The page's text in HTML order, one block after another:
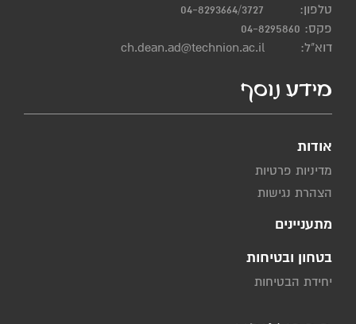
טלפון:
04-8293664/3727
פקס: 04-8295860
דוא"ל:
ch.dean.ad@technion.ac.il
מידע נוסף
אודות
מדיניות פרטיות
הצהרת נגישות
מתעניינים
בטחון ובטיחות
יחידת הבטיחות